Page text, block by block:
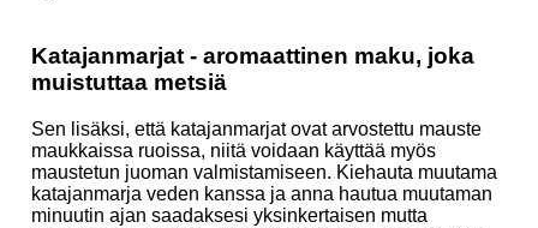
Katajanmarjat - aromaattinen maku, joka
muistuttaa metsiä
Sen lisäksi, että katajanmarjat ovat arvostettu mauste
maukkaissa ruoissa, niitä voidaan käyttää myös
maustetun juoman valmistamiseen. Kiehauta muutama
katajanmarja veden kanssa ja anna hautua muutaman
minuutin ajan saadaksesi yksinkertaisen mutta